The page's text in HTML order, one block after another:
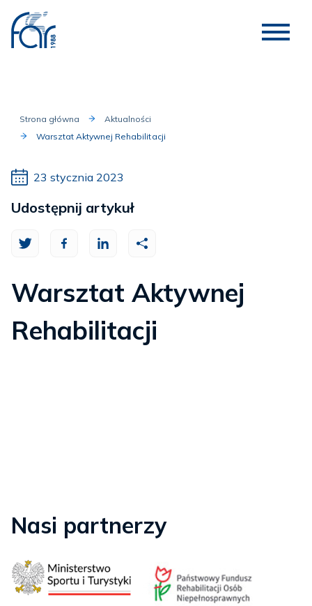
Strona główna
Aktualności
Warsztat Aktywnej Rehabilitacji
23 stycznia 2023
Warsztat Aktywnej
Rehabilitacji
Udostępnij artykuł
Nasi partnerzy